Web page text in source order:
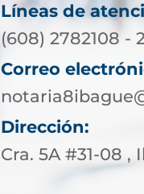
Líneas de
(608) 2782108 -
Correo
Dirección:
Cra. 5A #31-08 ,